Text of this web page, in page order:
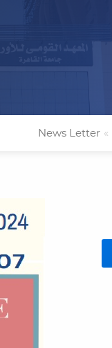
News Letter